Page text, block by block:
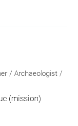
/ Archaeologist /
(mission)